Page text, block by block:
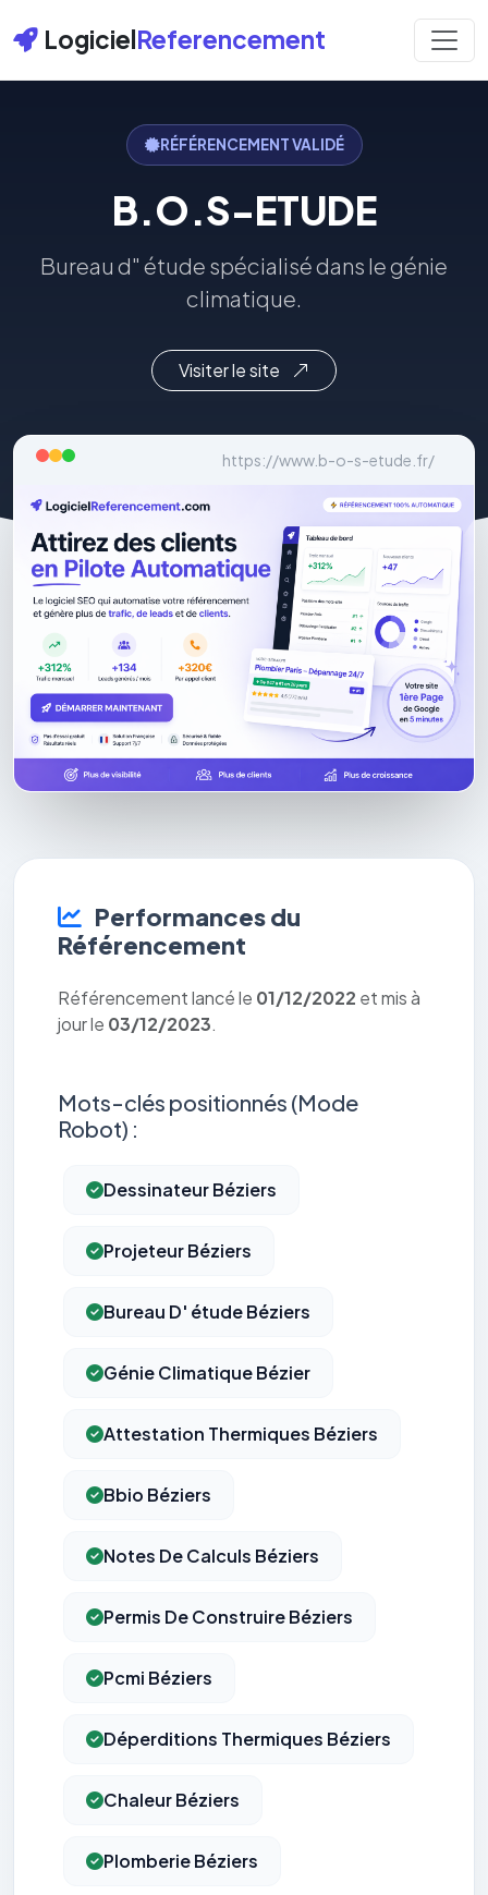
LogicielReferencement
RÉFÉRENCEMENT VALIDÉ
B.O.S-ETUDE
Bureau d" étude spécialisé dans le génie
climatique.
Visiter le site
https://www.b-o-s-etude.fr/
Performances du
Référencement
Référencement lancé le 01/12/2022 et mis à
jour le 03/12/2023.
Mots-clés positionnés (Mode
Robot) :
Dessinateur Béziers
Projeteur Béziers
Bureau D' étude Béziers
Génie Climatique Bézier
Attestation Thermiques Béziers
Bbio Béziers
Notes De Calculs Béziers
Permis De Construire Béziers
Pcmi Béziers
Déperditions Thermiques Béziers
Chaleur Béziers
Plomberie Béziers